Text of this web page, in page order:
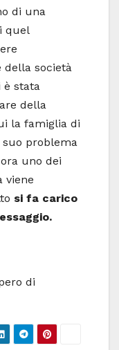
di una
quel
della società
è stata
della
la famiglia di
problema
uno dei
viene
si fa carico
di